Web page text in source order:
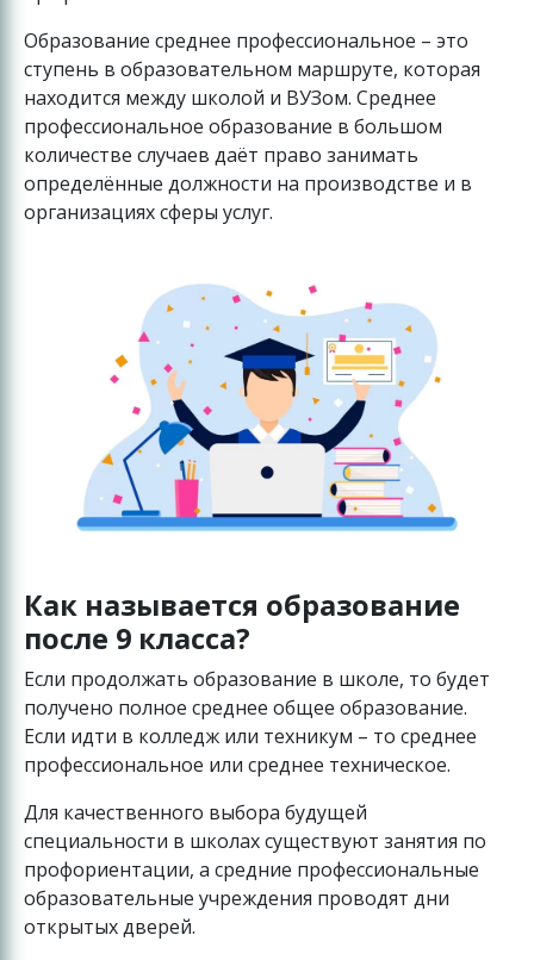
Образование среднее профессиональное – это
ступень в образовательном маршруте, которая
находится между школой и ВУЗом. Среднее
профессиональное образование в большом
количестве случаев даёт право занимать
определённые должности на производстве и в
организациях сферы услуг.
Как называется образование
после 9 класса?
Если продолжать образование в школе, то будет
получено полное среднее общее образование.
Если идти в колледж или техникум – то среднее
профессиональное или среднее техническое.
Для качественного выбора будущей
специальности в школах существуют занятия по
профориентации, а средние профессиональные
образовательные учреждения проводят дни
открытых дверей.